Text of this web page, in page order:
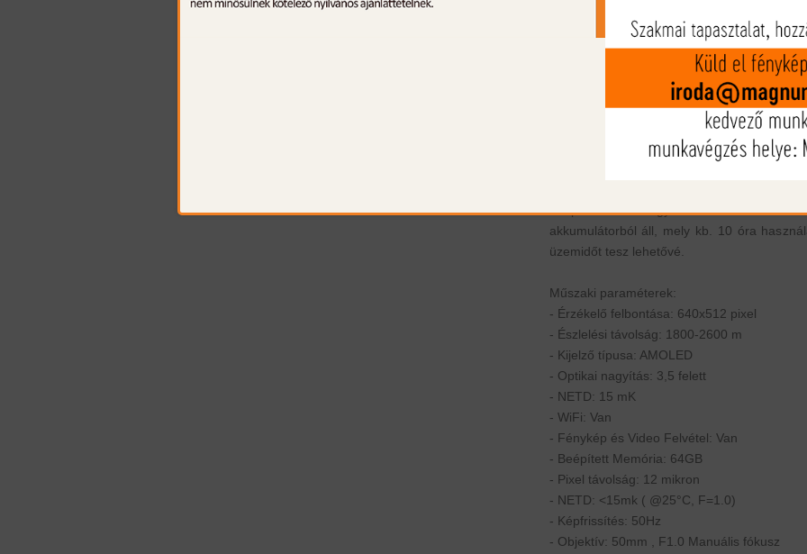
ballisztikai kalkuláció segítségével, precíz
távolságú lövészetet tesz lehetővé.
frontlencséjével, 8,8°-os látószöget biztosít
100 méteren 15,4 m széles látómezőt
ehhez 3,6x-es alapnagyítást ad,
digitálisan 26,6x-re növelhető. A képi
egy 1,03"-os képátlójú 2560x2560
beépített és egy cserélhető 18650-
akkumulátorból áll, mely kb. 10 óra
üzemidőt tesz lehetővé.
Műszaki paraméterek:
- Érzékelő felbontása: 640x512 pixel
- Észlelési távolság: 1800-2600 m
- Kijelző típusa: AMOLED
- Optikai nagyítás: 3,5 felett
- NETD: 15 mK
- WiFi: Van
- Fénykép és Video Felvétel: Van
- Beépített Memória: 64GB
- Pixel távolság: 12 mikron
- NETD: <15mk ( @25°C, F=1.0)
- Képfrissítés: 50Hz
- Objektív: 50mm , F1.0 Manuális fókusz